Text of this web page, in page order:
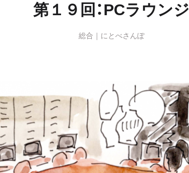
第１９回：PCラウンジ
総合 にとべさんぽ